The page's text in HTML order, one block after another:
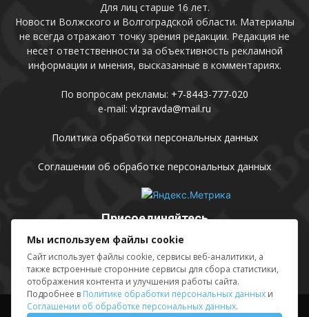
Для лиц старше 16 лет.
Новости Волжского и Волгоградской области. Материалы
не всегда отражают точку зрения редакции. Редакция не
несет ответственности за объективность рекламной
информации и мнения, высказанные в комментариях.
По вопросам рекламы: +7-8443-777-020
e-mail: vlzpravda@mail.ru
Политика обработки персональных данных
Соглашении об обработке персональных данных
Присоединяйтесь
Выходные данные Sing in
Мы используем файлы cookie
Сайт использует файлы cookie, сервисы веб-аналитики, а
также встроенные сторонние сервисы для сбора статистики,
отображения контента и улучшения работы сайта.
Подробнее в Политике обработки персональных данных и
Соглашении об обработке персональных данных.